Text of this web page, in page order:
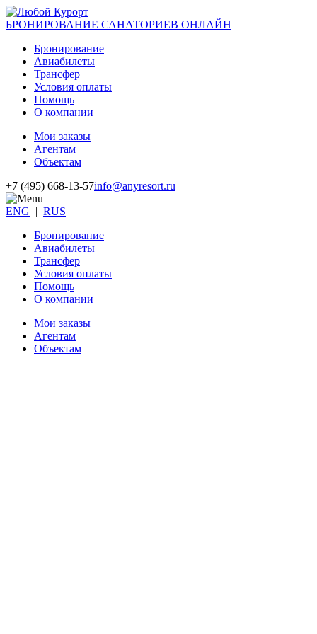
БРОНИРОВАНИЕ САНАТОРИЕВ ОНЛАЙН
Бронирование
Авиабилеты
Трансфер
Условия оплаты
Помощь
О компании
Мои заказы
Агентам
Объектам
+7 (495) 668-13-57info@anyresort.ru
ENG | RUS
Бронирование
Авиабилеты
Трансфер
Условия оплаты
Помощь
О компании
Мои заказы
Агентам
Объектам